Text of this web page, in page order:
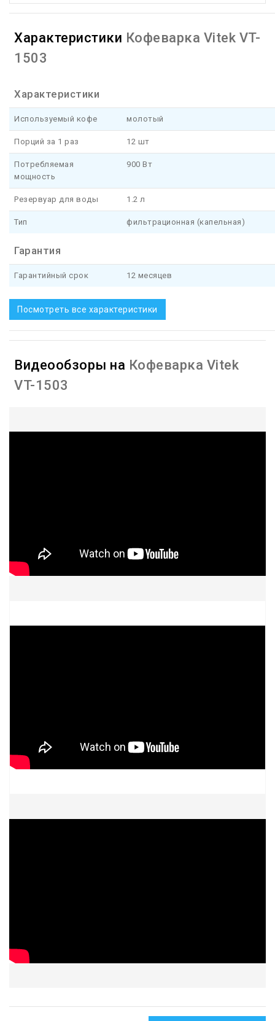
Характеристики Кофеварка Vitek VT-
1503
Характеристики
Используемый кофе молотый
Порций за 1 раз 12 шт
Потребляемая
мощность
900 Вт
Резервуар для воды 1.2 л
Тип фильтрационная (капельная)
Гарантия
Гарантийный срок 12 месяцев
Посмотреть все характеристики
Видеообзоры на Кофеварка Vitek
VT-1503